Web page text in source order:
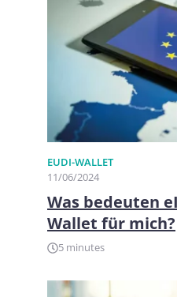
EUDI-WALLET
11/06/2024
Was bedeuten
Wallet für mich?
5 minutes